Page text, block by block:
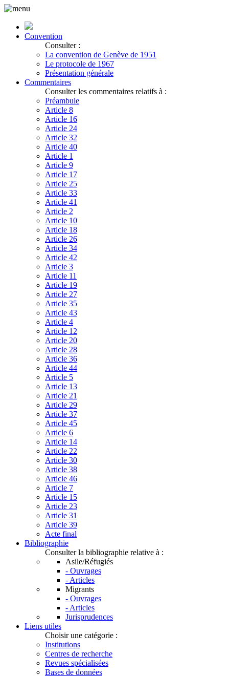
Convention
Consulter :
La convention de Genève de 1951
Le protocole de 1967
Présentation générale
Commentaires
Consulter les commentaires relatifs à :
Préambule
Article 8
Article 16
Article 24
Article 32
Article 40
Article 1
Article 9
Article 17
Article 25
Article 33
Article 41
Article 2
Article 10
Article 18
Article 26
Article 34
Article 42
Article 3
Article 11
Article 19
Article 27
Article 35
Article 43
Article 4
Article 12
Article 20
Article 28
Article 36
Article 44
Article 5
Article 13
Article 21
Article 29
Article 37
Article 45
Article 6
Article 14
Article 22
Article 30
Article 38
Article 46
Article 7
Article 15
Article 23
Article 31
Article 39
Acte final
Bibliographie
Consulter la bibliographie relative à :
Asile/Réfugiés
- Ouvrages
- Articles
Migrants
- Ouvrages
- Articles
Jurisprudences
Liens utiles
Choisir une catégorie :
Institutions
Centres de recherche
Revues spécialisées
Bases de données